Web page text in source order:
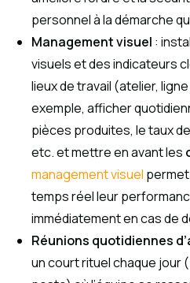
personnel à la démarche
Management visuel :
visuels et des indicateurs
lieux de travail (atelier,
exemple, afficher
pièces produites, le taux
etc. et mettre en avant les
management visuel
temps réel leur
immédiatement en cas de
Réunions quotidiennes
un court rituel chaque jour